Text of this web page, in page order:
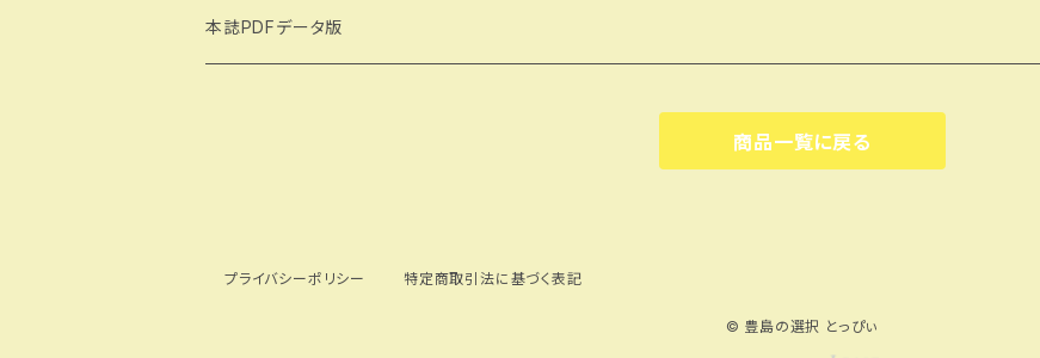
大塚ものがたり（著：城所信英）
本誌PDFデータ版
商品一覧に戻る
プライバシーポリシー 特定商取引法に基づく表記
© 豊島の選択 とっぴぃ